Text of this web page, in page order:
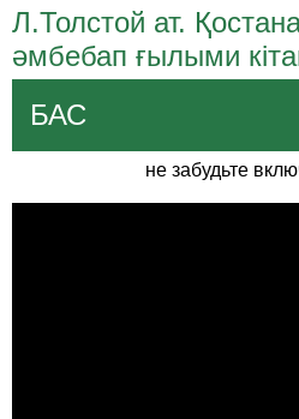
Л.Толстой ат.
әмбебап ғылыми
БАС
не забудьте